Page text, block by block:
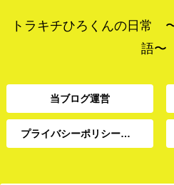
トラキチひろくんの日常
語〜
当ブログ運営
プライバシーポリシー、免責事項